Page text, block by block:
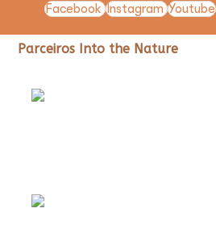
Facebook Instagram Youtube
Parceiros Into the Nature